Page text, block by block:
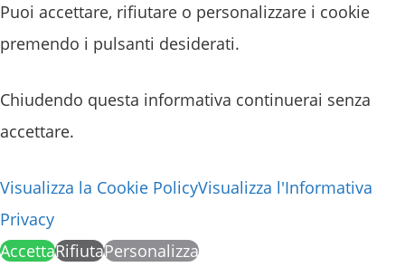
Puoi accettare, rifiutare o personalizzare i cookie
premendo i pulsanti desiderati.
Chiudendo questa informativa continuerai senza
accettare.
Visualizza la Cookie PolicyVisualizza l'Informativa
Privacy
AccettaRifiutaPersonalizza